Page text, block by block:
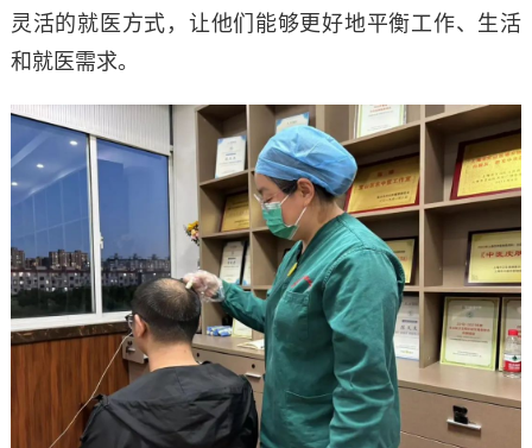
灵活的就医方式，让他们能够更好地平衡工作、生活
和就医需求。